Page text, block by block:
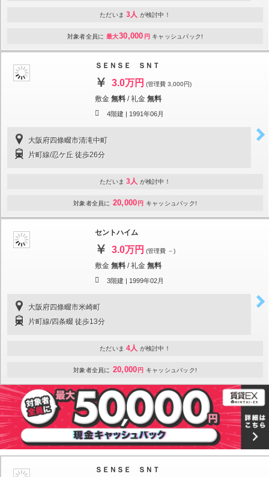
ただいま 3人 が検討中！
対象者全員に 最大30,000 円 キャッシュバック!
ＳＥＮＳＥ ＳＮＴ
3.0万円 (管理費 3,000円)
敷金 無料 /礼金 無料
4階建 | 1991年06月
大阪府四條畷市清滝中町
片町線/忍ケ丘 徒歩26分
ただいま 3人 が検討中！
対象者全員に 20,000 円 キャッシュバック!
セントハイム
3.0万円 (管理費 －)
敷金 無料 /礼金 無料
3階建 | 1999年02月
大阪府四條畷市米崎町
片町線/四条畷 徒歩13分
ただいま 4人 が検討中！
対象者全員に 20,000 円 キャッシュバック!
ＳＥＮＳＥ ＳＮＴ